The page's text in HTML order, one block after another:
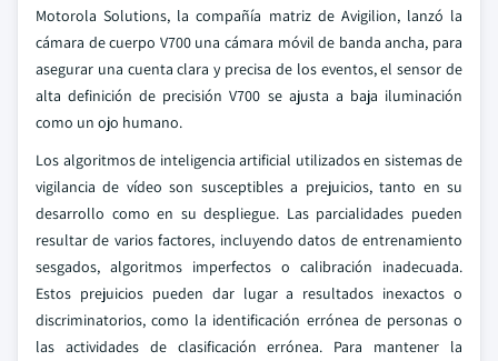
Motorola Solutions, la compañía matriz de Avigilion, lanzó la
cámara de cuerpo V700 una cámara móvil de banda ancha, para
asegurar una cuenta clara y precisa de los eventos, el sensor de
alta definición de precisión V700 se ajusta a baja iluminación
como un ojo humano.
Los algoritmos de inteligencia artificial utilizados en sistemas de
vigilancia de vídeo son susceptibles a prejuicios, tanto en su
desarrollo como en su despliegue. Las parcialidades pueden
resultar de varios factores, incluyendo datos de entrenamiento
sesgados, algoritmos imperfectos o calibración inadecuada.
Estos prejuicios pueden dar lugar a resultados inexactos o
discriminatorios, como la identificación errónea de personas o
las actividades de clasificación errónea. Para mantener la